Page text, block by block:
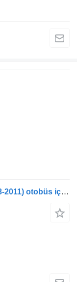
Volvo B6, B7, B9, B10, B12 bus (1978-2011) otobüs için Volvo B12M (01.99-) 20940474 difrensiyel mili